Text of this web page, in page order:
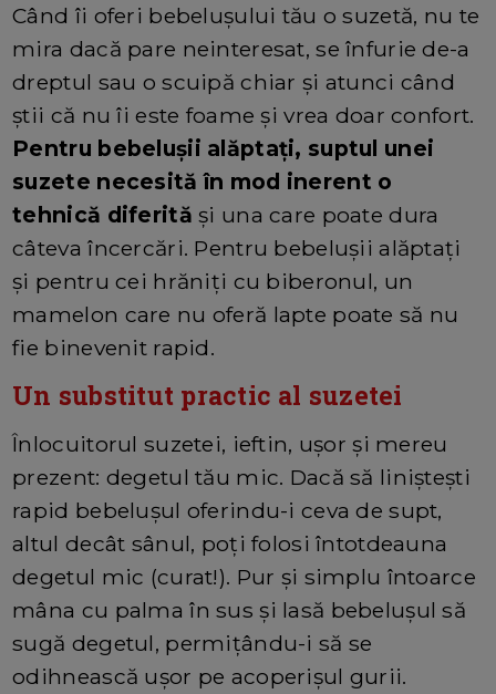
Când îi oferi bebelușului tău o suzetă, nu te
mira dacă pare neinteresat, se înfurie de-a
dreptul sau o scuipă chiar și atunci când
știi că nu îi este foame și vrea doar confort.
Pentru bebelușii alăptați, suptul unei
suzete necesită în mod inerent o
tehnică diferităși una care poate dura
câteva încercări. Pentru bebelușii alăptați
și pentru cei hrăniți cu biberonul, un
mamelon care nu oferă lapte poate să nu
fie binevenit rapid.
Un substitut practic al suzetei
Înlocuitorul suzetei, ieftin, ușor și mereu
prezent: degetul tău mic. Dacă să liniștești
rapid bebelușul oferindu-i ceva de supt,
altul decât sânul, poți folosi întotdeauna
degetul mic (curat!). Pur și simplu întoarce
mâna cu palma în sus și lasă bebelușul să
sugă degetul, permițându-i să se
odihnească ușor pe acoperișul gurii.